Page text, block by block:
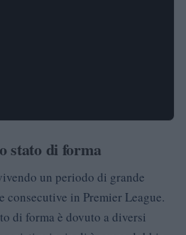
stato di forma
un periodo di grande
consecutive in Premier League.
di forma è dovuto a diversi